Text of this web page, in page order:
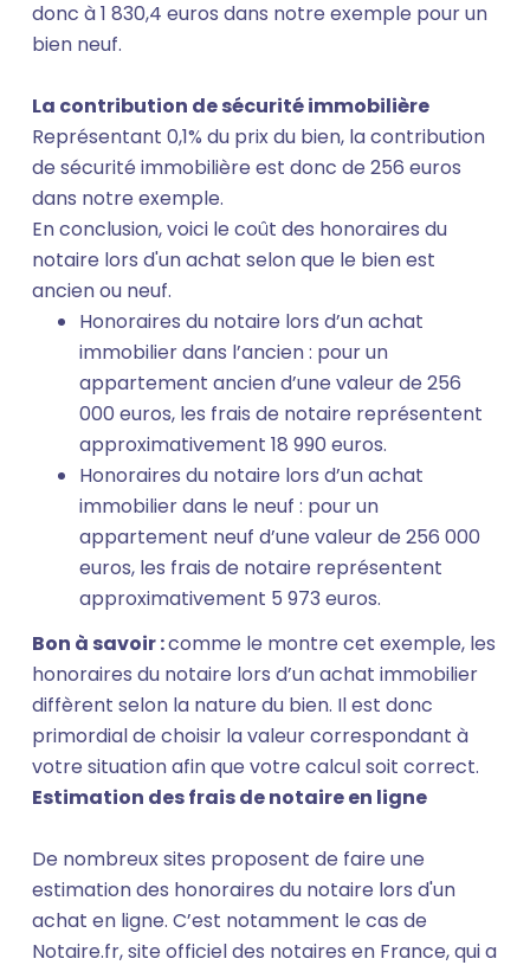
donc à 1 830,4 euros dans notre exemple pour un
bien neuf.
La contribution de sécurité immobilière
Représentant 0,1% du prix du bien, la contribution
de sécurité immobilière est donc de 256 euros
dans notre exemple.
En conclusion, voici le coût des honoraires du
notaire lors d'un achat selon que le bien est
ancien ou neuf.
Honoraires du notaire lors d’un achat
immobilier dans l’ancien : pour un
appartement ancien d’une valeur de 256
000 euros, les frais de notaire représentent
approximativement 18 990 euros.
Honoraires du notaire lors d’un achat
immobilier dans le neuf : pour un
appartement neuf d’une valeur de 256 000
euros, les frais de notaire représentent
approximativement 5 973 euros.
Bon à savoir :comme le montre cet exemple, les
honoraires du notaire lors d’un achat immobilier
diffèrent selon la nature du bien. Il est donc
primordial de choisir la valeur correspondant à
votre situation afin que votre calcul soit correct.
Estimation des frais de notaire en ligne
De nombreux sites proposent de faire une
estimation des honoraires du notaire lors d'un
achat en ligne. C’est notamment le cas de
Notaire.fr, site officiel des notaires en France, qui a